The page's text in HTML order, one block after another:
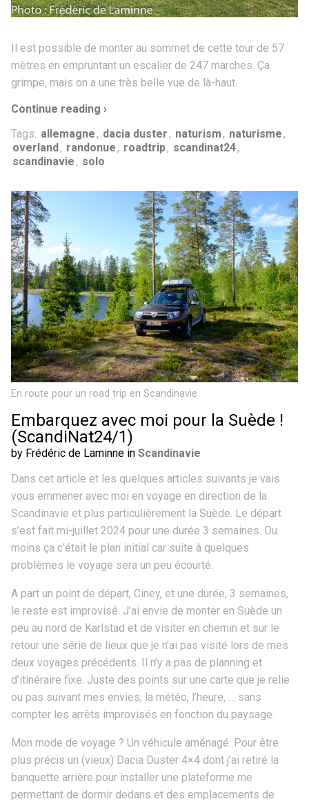
Il est possible de monter au sommet de cette tour de 57
mètres en empruntant un escalier de 247 marches. Ça
grimpe, mais on a une très belle vue de là-haut.
Continue reading ›
Tags: allemagne, dacia duster, naturism, naturisme,
overland, randonue, roadtrip, scandinat24,
scandinavie, solo
En route pour un road trip en Scandinavie
Embarquez avec moi pour la Suède !
(ScandiNat24/1)
by Frédéric de Laminne in Scandinavie
Dans cet article et les quelques articles suivants je vais
vous emmener avec moi en voyage en direction de la
Scandinavie et plus particulièrement la Suède. Le départ
s’est fait mi-juillet 2024 pour une durée 3 semaines. Du
moins ça c’était le plan initial car suite à quelques
problèmes le voyage sera un peu écourté.
A part un point de départ, Ciney, et une durée, 3 semaines,
le reste est improvisé. J’ai envie de monter en Suède un
peu au nord de Karlstad et de visiter en chemin et sur le
retour une série de lieux que je n’ai pas visité lors de mes
deux voyages précédents. Il n’y a pas de planning et
d’itinéraire fixe. Juste des points sur une carte que je relie
ou pas suivant mes envies, la météo, l’heure, … sans
compter les arrêts improvisés en fonction du paysage.
Mon mode de voyage ? Un véhicule aménagé. Pour être
plus précis un (vieux) Dacia Duster 4×4 dont j’ai retiré la
banquette arrière pour installer une plateforme me
permettant de dormir dedans et des emplacements de